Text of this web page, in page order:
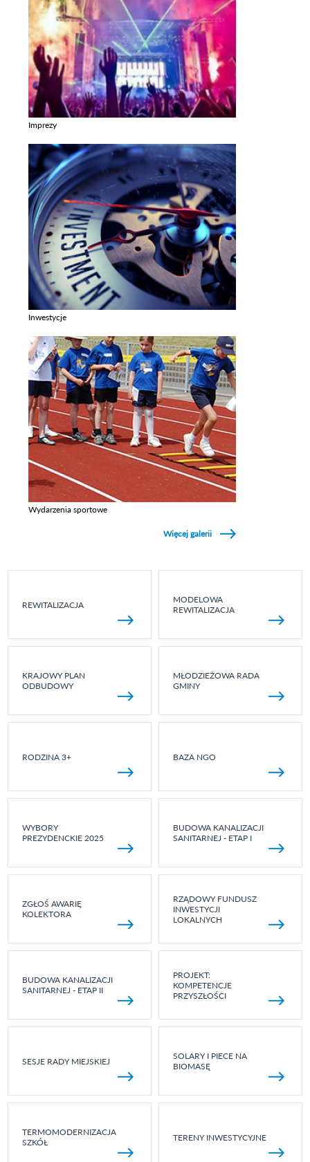
Imprezy
Inwestycje
Wydarzenia sportowe
Więcej galerii
REWITALIZACJA
MODELOWA
REWITALIZACJA
KRAJOWY PLAN
ODBUDOWY
MŁODZIEŻOWA RADA
GMINY
RODZINA 3+ BAZA NGO
WYBORY
PREZYDENCKIE 2025
BUDOWA KANALIZACJI
SANITARNEJ - ETAP I
ZGŁOŚ AWARIĘ
KOLEKTORA
RZĄDOWY FUNDUSZ
INWESTYCJI
LOKALNYCH
BUDOWA KANALIZACJI
SANITARNEJ - ETAP II
PROJEKT:
KOMPETENCJE
PRZYSZŁOŚCI
SESJE RADY MIEJSKIEJ
SOLARY I PIECE NA
BIOMASĘ
TERMOMODERNIZACJA
SZKÓŁ
TERENY INWESTYCYJNE